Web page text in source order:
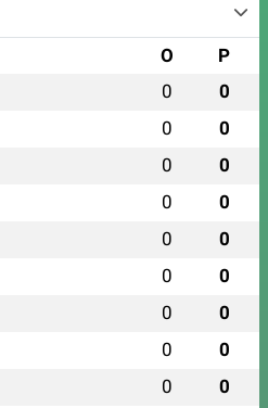
O P
0 0
0 0
0 0
0 0
0 0
0 0
0 0
0 0
0 0